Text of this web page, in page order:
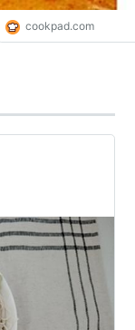
cookpad.com